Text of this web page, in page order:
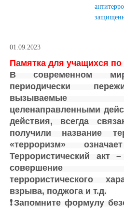
01.09.2023
Памятка для учащихся по
В современном
периодически
вызываемые
целенаправленными
действия, всегда
получили название
«терроризм»
Террористический акт
совершение
террористического
взрыва, поджога и т.д.
❗️Запомните формулу